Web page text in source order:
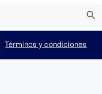
Términos y condiciones